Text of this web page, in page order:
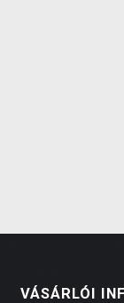
VÁSÁRLÓI